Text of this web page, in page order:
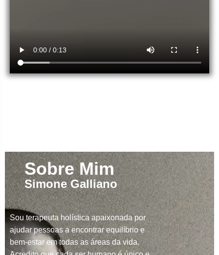
Sobre Mim
Simone Galliano
Sou terapeuta holística apaixonada por
ajudar pessoas a encontrar equilíbrio e
bem-estar em todas as áreas da vida.